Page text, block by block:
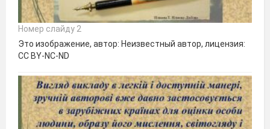
Номер слайду 2
Это изображение, автор: Неизвестный автор, лицензия:
CC BY-NC-ND